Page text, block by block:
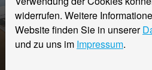
widerrufen. Weitere
Website finden Sie in unserer
und zu uns im Impressum.